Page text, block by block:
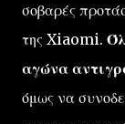
σοβαρές
της Xiaomi.
αγώνα
όμως να